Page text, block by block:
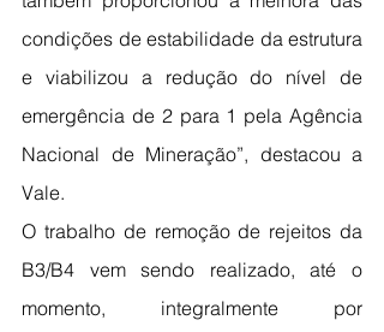
condições de estabilidade da estrutura
e viabilizou a redução do nível de
emergência de 2 para 1 pela Agência
Nacional de Mineração”, destacou a
Vale.
O trabalho de remoção de rejeitos da
B3/B4 vem sendo realizado, até o
momento, integralmente por